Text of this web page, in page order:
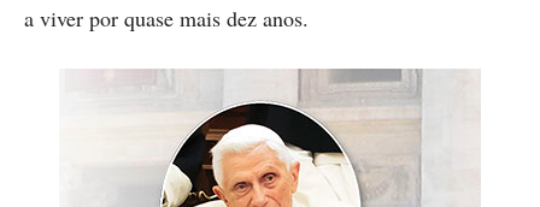
a viver por quase mais dez anos.